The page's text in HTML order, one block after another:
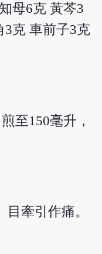
母6克 黃芩3
3克 車前子3克
至150毫升，
牽引作痛。